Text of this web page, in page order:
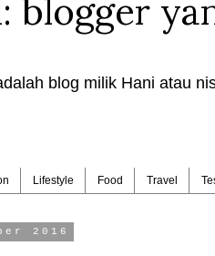
blogger
blog milik Hani atau
Lifestyle Food Travel
2016